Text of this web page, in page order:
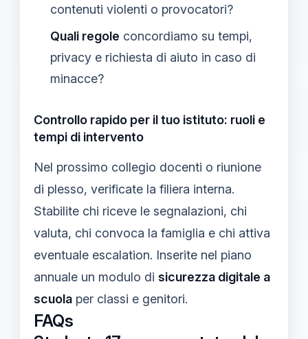
contenuti violenti o provocatori?
Quali regole concordiamo su tempi,
privacy e richiesta di aiuto in caso di
minacce?
Controllo rapido per il tuo istituto: ruoli e
tempi di intervento
Nel prossimo collegio docenti o riunione
di plesso, verificate la filiera interna.
Stabilite chi riceve le segnalazioni, chi
valuta, chi convoca la famiglia e chi attiva
eventuale escalation. Inserite nel piano
annuale un modulo di sicurezza digitale a
scuola per classi e genitori.
FAQs